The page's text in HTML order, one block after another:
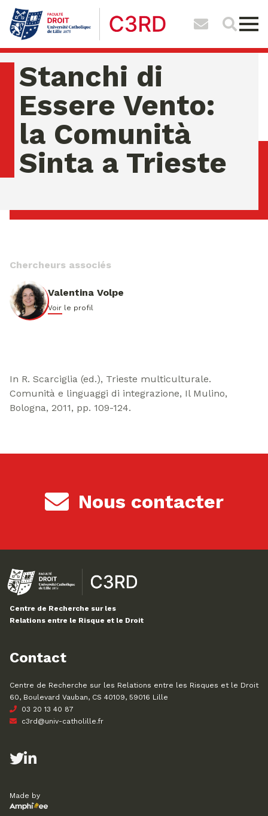
Stanchi di
Essere Vento:
la Comunità
Sinta a Trieste
Chercheurs associés
Valentina Volpe
Voir le profil
In R. Scarciglia (ed.), Trieste multiculturale.
Comunità e linguaggi di integrazione, Il Mulino,
Bologna, 2011, pp. 109-124.
Nous contacter
Centre de Recherche sur les
Relations entre le Risque et le Droit
Contact
Centre de Recherche sur les Relations entre les Risques et le Droit
60, Boulevard Vauban, CS 40109, 59016 Lille
03 20 13 40 87
c3rd@univ-catholille.fr
Made by